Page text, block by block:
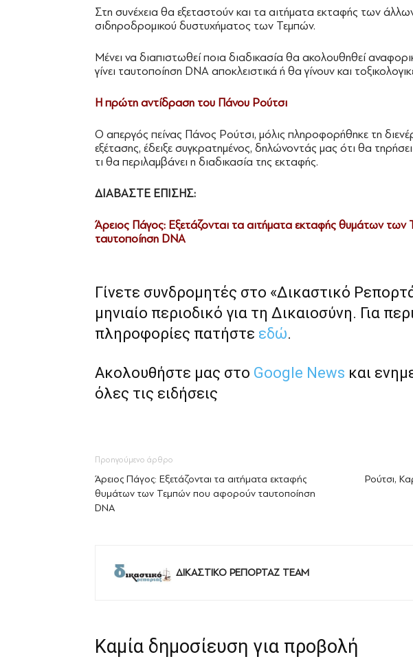
Στη συνέχεια θα εξεταστούν και τα αιτήματα εκταφής των
σιδηροδρομικού δυστυχήματος των Τεμπών.
Μένει να διαπιστωθεί ποια διαδικασία θα ακολουθηθεί
γίνει ταυτοποίηση DNA αποκλειστικά ή θα γίνουν και
Η πρώτη αντίδραση του Πάνου Ρούτσι
Ο απεργός πείνας Πάνος Ρούτσι, μόλις πληροφορήθηκε τη
εξέτασης, έδειξε συγκρατημένος, δηλώνοντάς μας ότι θα
τι θα περιλαμβάνει η διαδικασία της εκταφής.
ΔΙΑΒΑΣΤΕ ΕΠΙΣΗΣ:
Άρειος Πάγος: Εξετάζονται τα αιτήματα εκταφής θυμάτων
ταυτοποίηση DNA
Γίνετε συνδρομητές στο «Δικαστικό
μηνιαίο περιοδικό για τη Δικαιοσύνη. Για
πληροφορίες πατήστε εδώ.
Ακολουθήστε μας στο Google News και
όλες τις ειδήσεις
Προηγούμενο άρθρο
Άρειος Πάγος: Εξετάζονται τα αιτήματα εκταφής
θυμάτων των Τεμπών που αφορούν ταυτοποίηση
DNA
Ρούτσι,
ΔΙΚΑΣΤΙΚΟ ΡΕΠΟΡΤΑΖ TEAM
Καμία δημοσίευση για προβολή